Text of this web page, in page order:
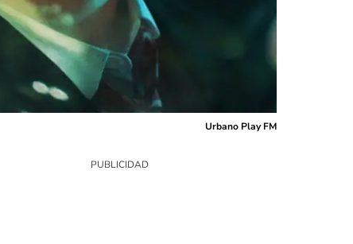
Urbano Play FM